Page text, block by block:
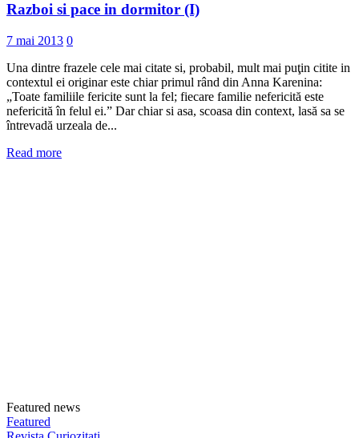
Razboi si pace in dormitor (I)
7 mai 2013 0
Una dintre frazele cele mai citate si, probabil, mult mai puţin citite in
contextul ei originar este chiar primul rând din Anna Karenina:
„Toate familiile fericite sunt la fel; fiecare familie nefericită este
nefericită în felul ei.” Dar chiar si asa, scoasa din context, lasă sa se
întrevadă urzeala de...
Read more
Featured news
Featured